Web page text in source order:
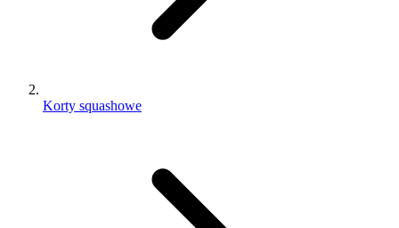
Korty squashowe